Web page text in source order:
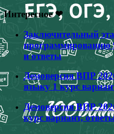
Интересное ❤
Заключительный
программированию
и ответы
Демоверсия ВПР
языку 1 курс
Демоверсия ВПР
курс вариант,